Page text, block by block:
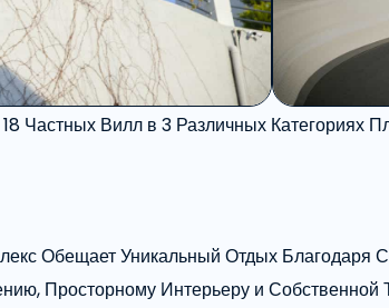
18 Частных Вилл в 3 Различных Категориях
Обещает Уникальный Отдых
Просторному Интерьеру и